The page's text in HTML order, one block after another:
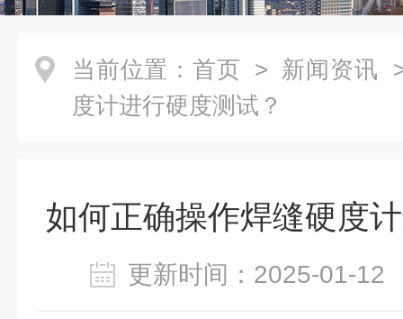
当前位置： 首页 > 新闻资讯
度计进行硬度测试？
如何正确操作焊缝硬度
更新时间：2025-01-